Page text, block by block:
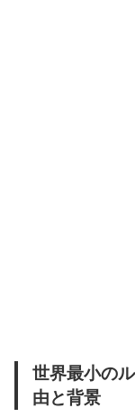
世界最小の
由と背景